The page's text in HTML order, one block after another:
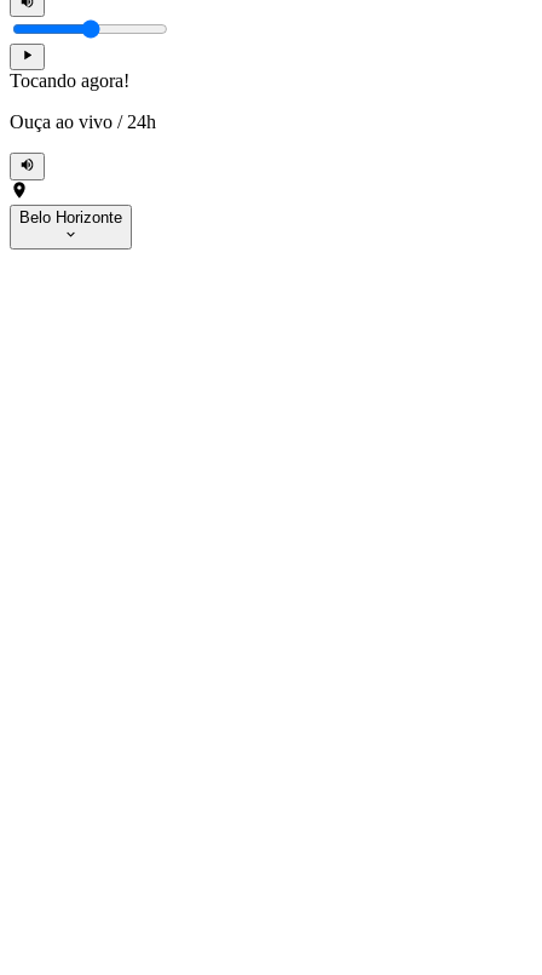
Tocando agora!
Ouça ao vivo / 24h
Belo Horizonte